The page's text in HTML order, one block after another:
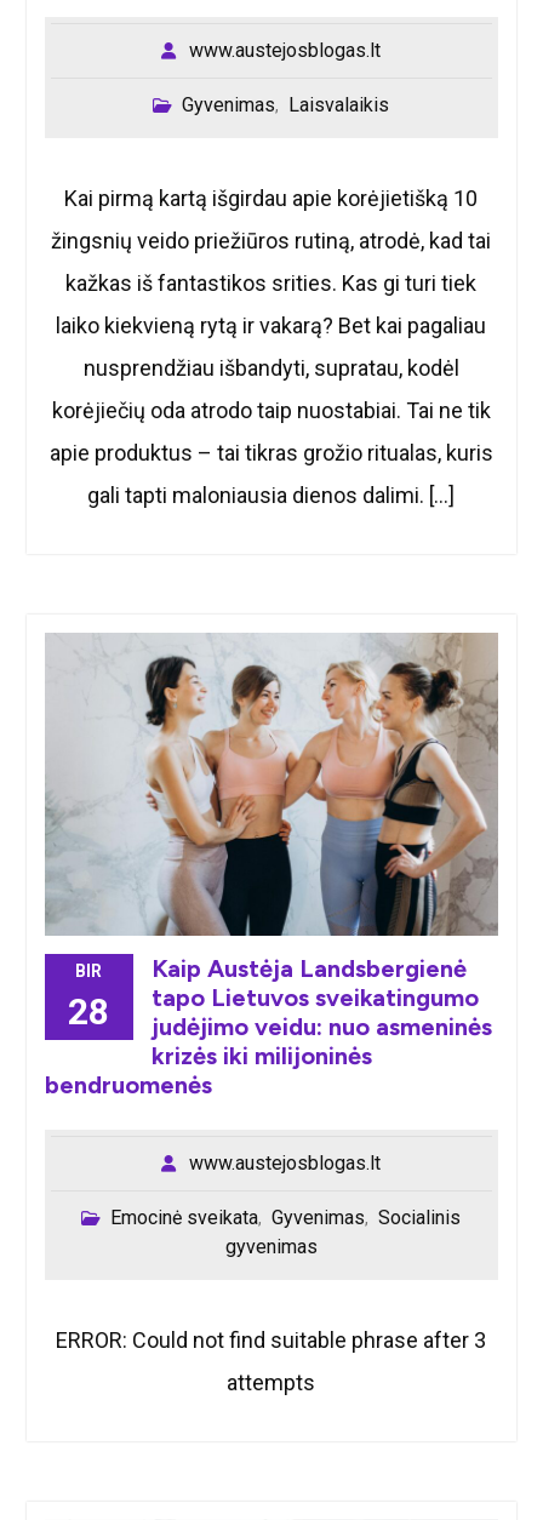
www.austejosblogas.lt
Gyvenimas, Laisvalaikis
Kai pirmą kartą išgirdau apie korėjietišką 10
žingsnių veido priežiūros rutiną, atrodė, kad tai
kažkas iš fantastikos srities. Kas gi turi tiek
laiko kiekvieną rytą ir vakarą? Bet kai pagaliau
nusprendžiau išbandyti, supratau, kodėl
korėjiečių oda atrodo taip nuostabiai. Tai ne tik
apie produktus – tai tikras grožio ritualas, kuris
gali tapti maloniausia dienos dalimi. […]
BIR
28
Kaip Austėja Landsbergienė
tapo Lietuvos sveikatingumo
judėjimo veidu: nuo asmeninės
krizės iki milijoninės
bendruomenės
www.austejosblogas.lt
Emocinė sveikata, Gyvenimas, Socialinis
gyvenimas
ERROR: Could not find suitable phrase after 3
attempts